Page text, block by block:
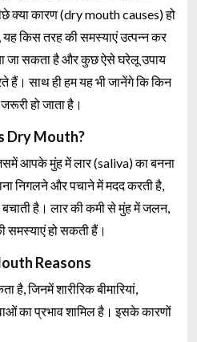
क्या कारण (dry mouth causes) हो
किस तरह की समस्याएं उत्पन्न कर
जा सकता है और कुछ ऐसे घरेलू उपाय
हैं। साथ ही हम यह भी जानेंगे कि किन
हो जाता है।
Dry Mouth?
आपके मुंह में लार (saliva) का बनना
निगलने और पचाने में मदद करती है,
बचाती है। लार की कमी से मुंह में जलन,
समस्याएं हो सकती हैं।
Reasons
है, जिनमें शारीरिक बीमारियां,
का प्रभाव शामिल है। इसके कारणों